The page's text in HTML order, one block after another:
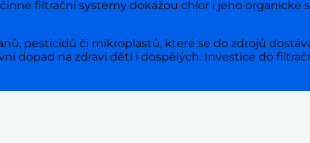
filtrační systémy dokážou chlor i jeho organické
pesticidů či mikroplastů, které se do zdrojů
dopad na zdraví dětí i dospělých. Investice do